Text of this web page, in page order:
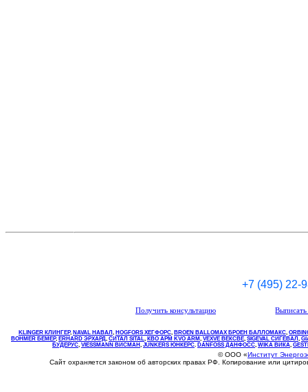
+7 (495) 22-
Получить консультацию
KLINGER КЛИНГЕР, NAVAL НАВАЛ , НOGFORS ХЕГФОРС, BROEN BALLOMAX БРОЕН БАЛЛОМАКС,
BOHMER БЕМЕР, ERHARD ЭРХАРД, СИТАЛ SITAL, КВО АРМ KVO ARM, VEXVE ВЕКСВЕ, SIGEVAL СИГЕВАЛ ,
БУДЕРУС, VIESSMANN ВИСМАН , JUNKERS ЮНКЕРС. DANFOSS ДАНФОСС, WIKA ВИКА,
© ООО «Институт
Сайт охраняется законом об авторских правах РФ. Копирование или